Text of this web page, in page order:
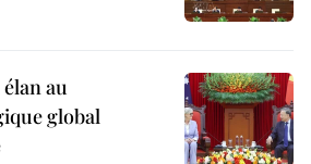
au
global